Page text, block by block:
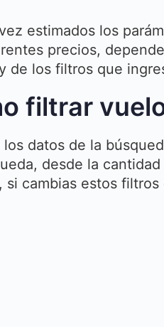
estimados los
precios,
de los filtros que
filtrar
los datos de la
desde la
si cambias estos